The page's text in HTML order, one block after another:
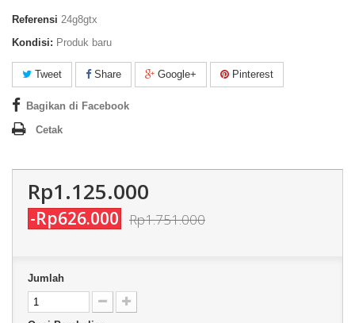
Referensi 24g8gtx
Kondisi: Produk baru
Tweet Share Google+ Pinterest
Bagikan di Facebook
Cetak
Rp1.125.000
-Rp626.000 Rp1.751.000
Jumlah